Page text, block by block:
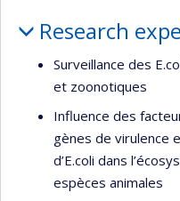
Research
Surveillance des
et zoonotiques
Influence des
gènes de virulence
d’E.coli dans
espèces animales